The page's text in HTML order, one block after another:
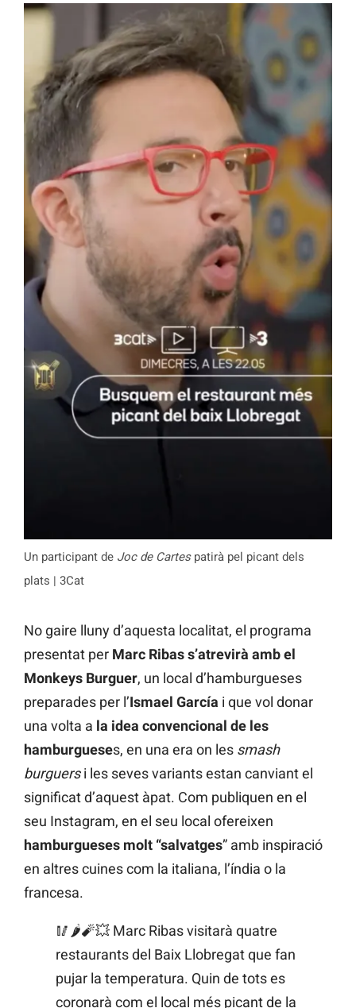
Un participant de Joc de Cartespatirà pel picant dels
plats | 3Cat
No gaire lluny d’aquesta localitat, el programa
presentat per Marc Ribas s’atrevirà amb el
Monkeys Burguer, un local d’hamburgueses
preparades per l’Ismael García i que vol donar
una volta a la idea convencional de les
hamburgueses, en una era on les smash
burguersi les seves variants estan canviant el
significat d’aquest àpat. Com publiquen en el
seu Instagram, en el seu local ofereixen
hamburgueses molt “salvatges” amb inspiració
en altres cuines com la italiana, l’índia o la
francesa.
🥢🌶️🧨💥 Marc Ribas visitarà quatre
restaurants del Baix Llobregat que fan
pujar la temperatura. Quin de tots es
coronarà com el local més picant de la